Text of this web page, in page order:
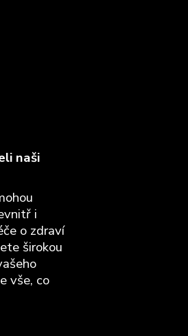
naši
i
o zdraví
širokou
vše, co